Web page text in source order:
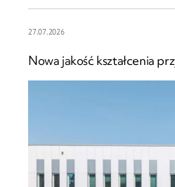
27.07.2026
Nowa jakość kształcenia